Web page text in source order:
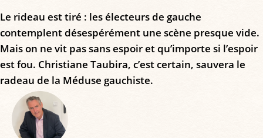
Le rideau est tiré : les électeurs de gauche
contemplent désespérément une scène presque vide.
Mais on ne vit pas sans espoir et qu’importe si l’espoir
est fou. Christiane Taubira, c’est certain, sauvera le
radeau de la Méduse gauchiste.